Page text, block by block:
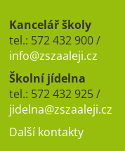
Kancelář školy
tel.: 572 432 900 /
info@zszaaleji.cz
Školní jídelna
tel.: 572 432 925 /
jidelna@zszaaleji.cz
Další kontakty